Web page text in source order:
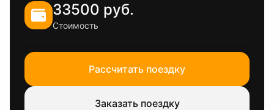
33500 руб.
Стоимость
Рассчитать поездку
Заказать поездку